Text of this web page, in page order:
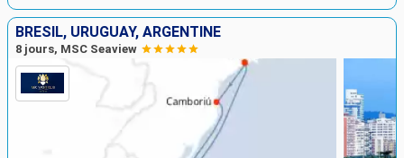
BRÉSIL, URUGUAY, ARGENTINE
8 jours, MSC Seaview